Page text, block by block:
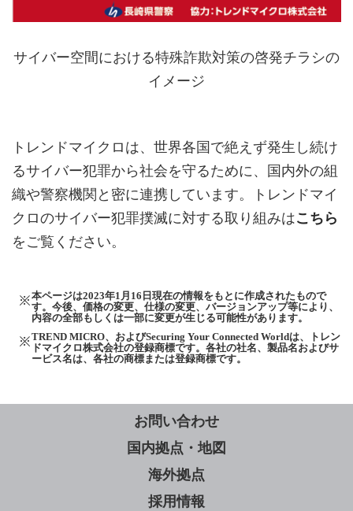
サイバー空間における特殊詐欺対策の啓発チラシの
イメージ
トレンドマイクロは、世界各国で絶えず発生し続け
るサイバー犯罪から社会を守るために、国内外の組
織や警察機関と密に連携しています。トレンドマイ
クロのサイバー犯罪撲滅に対する取り組みはこちら
をご覧ください。
本ページは2023年1月16日現在の情報をもとに作成されたもので
す。今後、価格の変更、仕様の変更、バージョンアップ等により、
内容の全部もしくは一部に変更が生じる可能性があります。
TREND MICRO、およびSecuring Your Connected Worldは、トレン
ドマイクロ株式会社の登録商標です。各社の社名、製品名およびサ
ービス名は、各社の商標または登録商標です。
お問い合わせ
国内拠点・地図
海外拠点
採用情報